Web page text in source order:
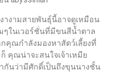
งางามสายพันธุ์นี้อาจดูเหมือน
ๆในเวอร์ชั่นที่มีขนสีน้ำตาล
คุณกำลังมองหาสัตว์เลี้ยงที่
คุณน่าจะสนใจเจ้าเหมีย
กันว่ามีศักดิ์เป็นถึงขุนนางชั้น